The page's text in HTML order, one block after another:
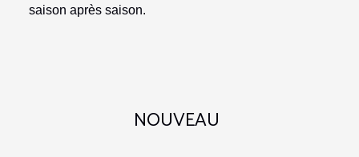
saison après saison.
NOUVEAU